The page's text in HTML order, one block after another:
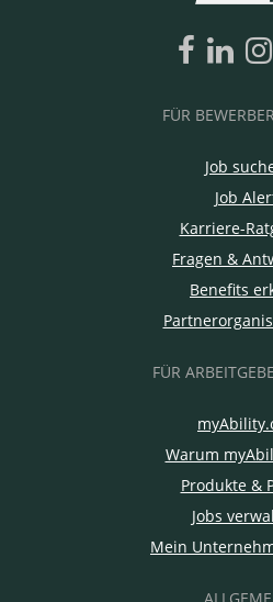
FÜR
Job
Job
Karriere-
Fragen &
Benefits
FÜR
Warum
Produkte &
Jobs
Mein